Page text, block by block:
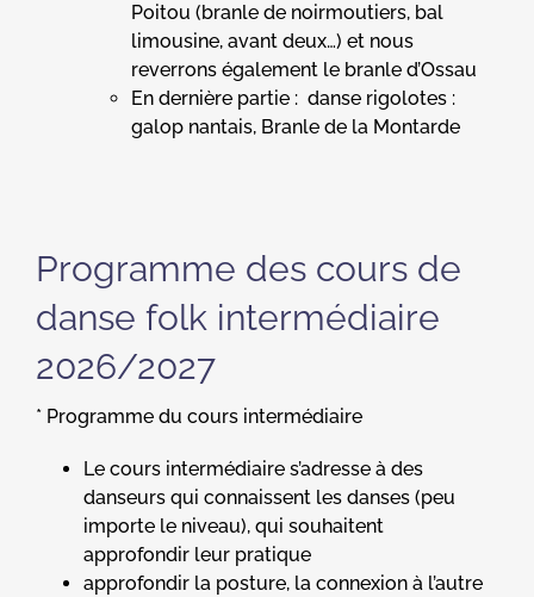
Poitou (branle de noirmoutiers, bal
limousine, avant deux…) et nous
reverrons également le branle d’Ossau
En dernière partie : danse rigolotes :
galop nantais, Branle de la Montarde
Programme des cours de
danse folk intermédiaire
2026/2027
* Programme du cours intermédiaire
Le cours intermédiaire s’adresse à des
danseurs qui connaissent les danses (peu
importe le niveau), qui souhaitent
approfondir leur pratique
approfondir la posture, la connexion à l’autre